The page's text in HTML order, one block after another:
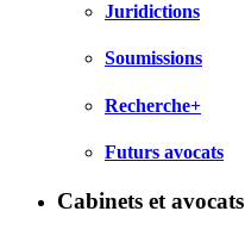
Juridictions
Soumissions
Recherche+
Futurs avocats
Cabinets et avocats